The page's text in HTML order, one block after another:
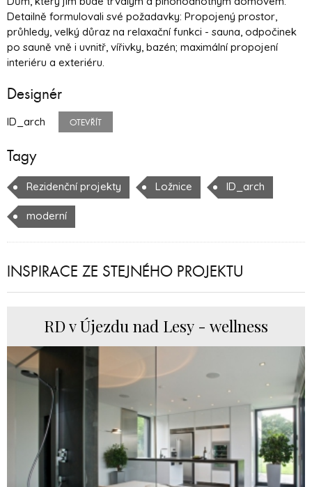
Detailně formulovali své požadavky: Propojený prostor,
průhledy, velký důraz na relaxační funkci - sauna, odpočinek
po sauně vně i uvnitř, vířivky, bazén; maximální propojení
interiéru a exteriéru.
Designér
ID_arch OTEVŘÍT
Tagy
Rezidenční projekty Ložnice ID_arch
moderní
INSPIRACE ZE STEJNÉHO PROJEKTU
RD v Újezdu nad Lesy - wellness